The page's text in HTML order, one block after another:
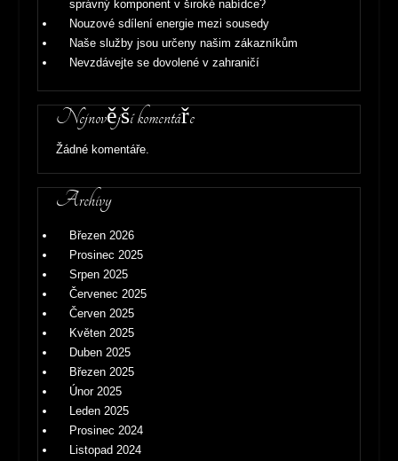
správný komponent v široké nabídce?
Nouzové sdílení energie mezi sousedy
Naše služby jsou určeny našim zákazníkům
Nevzdávejte se dovolené v zahraničí
Nejnovější komentáře
Žádné komentáře.
Archivy
Březen 2026
Prosinec 2025
Srpen 2025
Červenec 2025
Červen 2025
Květen 2025
Duben 2025
Březen 2025
Únor 2025
Leden 2025
Prosinec 2024
Listopad 2024